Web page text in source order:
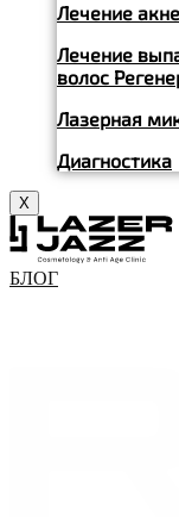
Лечение акне
Лечение
волос
Лазерная
Диагностика
X
БЛОГ